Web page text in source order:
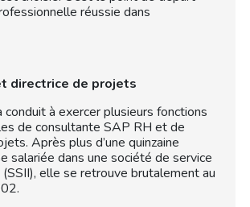
réussie dans
directrice de projets
conduit à exercer plusieurs fonctions
de consultante SAP RH et de
Après plus d’une quinzaine
salariée dans une société de service
elle se retrouve brutalement au